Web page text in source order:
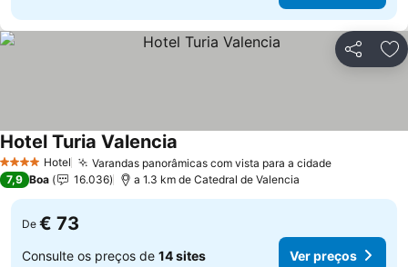
Partilhar
4 EstrelasHotel Varandas panorâmicas com vista para a cidadeVer preços
Hotel Turia Valencia
7,9 Boa 16.036 a 1.3 km de Catedral de Valencia
De € 73
Consulte os preços de 14 sites Ver preços